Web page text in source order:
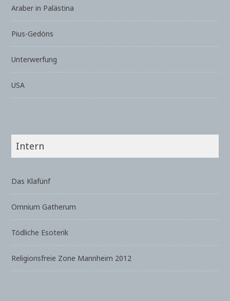
Araber in Palästina
Pius-Gedöns
Unterwerfung
USA
Intern
Das Klafünf
Omnium Gatherum
Tödliche Esoterik
Religionsfreie Zone Mannheim 2012